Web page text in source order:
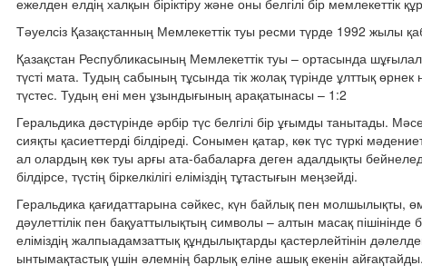
ежелден елдің халқын біріктіру және оны белгілі бір мемлекеттік
Тәуелсіз Қазақстанның Мемлекеттік туы ресми түрде 1992 жылы
Қазақстан Республикасының Мемлекеттік туы – ортасында
түсті мата. Тудың сабының тұсында тік жолақ түрінде ұлттық
түстес. Тудың ені мен ұзындығының арақатынасы – 1:2
Геральдика дәстүрінде әрбір түс белгілі бір ұғымды танытады.
сияқты қасиеттерді білдіреді. Сонымен қатар, көк түс түркі
ал олардың көк туы арғы ата-бабаларға деген адалдықты
білдірсе, түстің біркелкілігі еліміздің тұтастығын меңзейді.
Геральдика қағидаттарына сәйкес, күн байлық пен молшылықты,
дәулеттілік пен бақуаттылықтың символы – алтын масақ пішінінде
еліміздің жалпыадамзаттық құндылықтарды қастерлейтінін
ынтымақтастық үшін әлемнің барлық еліне ашық екенін айғақтайды.